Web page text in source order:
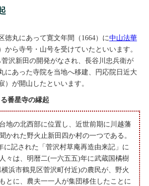
徳丸にあって寛文年間（1664）に中山法華
から寺号・山号を受けていたといいます。
菅沢新田の開発がなされ、長谷川忠兵衛が
にあった寺院を当地へ移建、円応院日近大
）が開山したといいます。
る番星寺の縁起
地の北西部に位置し、近世前期に川越藩
かれた野火止新田四か村の一つである。
に記された「菅沢村草庵再造由来記」に
々は、明暦二(一六五五)年に武蔵国橘樹
浜市鶴見区菅沢町付近)の農民が、野火
とに、農夫一一人が集団移住したことに